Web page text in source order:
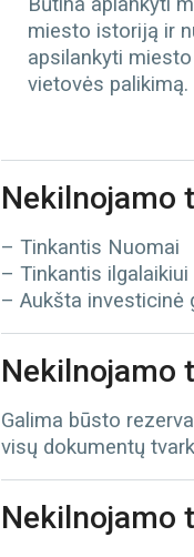
miesto istoriją ir
apsilankyti
vietovės palikimą.
Nekilnojamo
– Tinkantis Nuomai
– Tinkantis ilgalaikiui
– Aukšta investicinė
Nekilnojamo
Galima būsto
visų dokumentų
Nekilnojamo